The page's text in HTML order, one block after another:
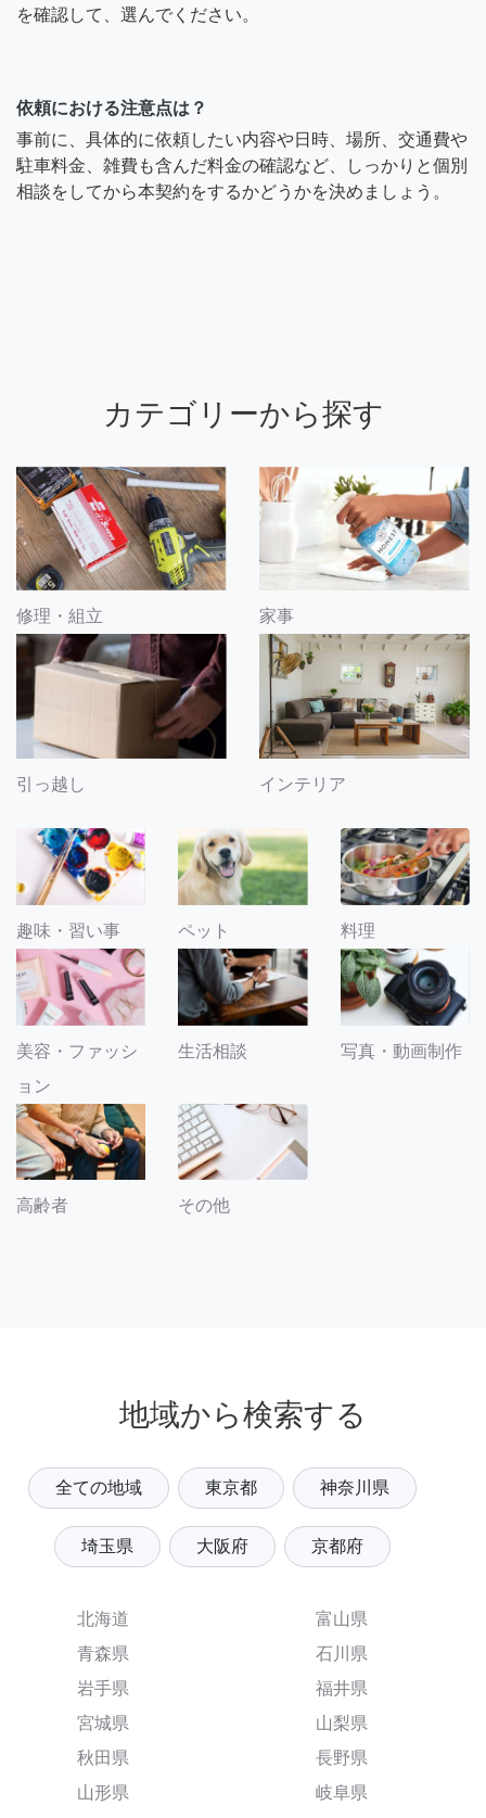
を確認して、選んでください。
依頼における注意点は？
事前に、具体的に依頼したい内容や日時、場所、交通費や
駐車料金、雑費も含んだ料金の確認など、しっかりと個別
相談をしてから本契約をするかどうかを決めましょう。
カテゴリーから探す
修理・組立 家事
引っ越し インテリア
趣味・習い事 ペット 料理
美容・ファッシ
ョン
生活相談 写真・動画制作
高齢者 その他
地域から検索する
全ての地域 東京都 神奈川県
埼玉県 大阪府 京都府
北海道
青森県
岩手県
宮城県
秋田県
山形県
富山県
石川県
福井県
山梨県
長野県
岐阜県